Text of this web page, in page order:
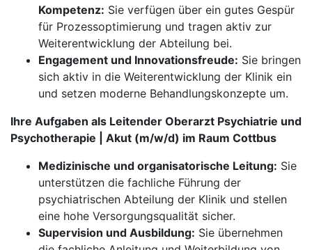
Kompetenz: Sie verfügen über ein gutes Gespür
für Prozessoptimierung und tragen aktiv zur
Weiterentwicklung der Abteilung bei.
Engagement und Innovationsfreude: Sie bringen
sich aktiv in die Weiterentwicklung der Klinik ein
und setzen moderne Behandlungskonzepte um.
Ihre Aufgaben als Leitender Oberarzt Psychiatrie und
Psychotherapie | Akut (m/w/d) im Raum Cottbus
Medizinische und organisatorische Leitung: Sie
unterstützen die fachliche Führung der
psychiatrischen Abteilung der Klinik und stellen
eine hohe Versorgungsqualität sicher.
Supervision und Ausbildung: Sie übernehmen